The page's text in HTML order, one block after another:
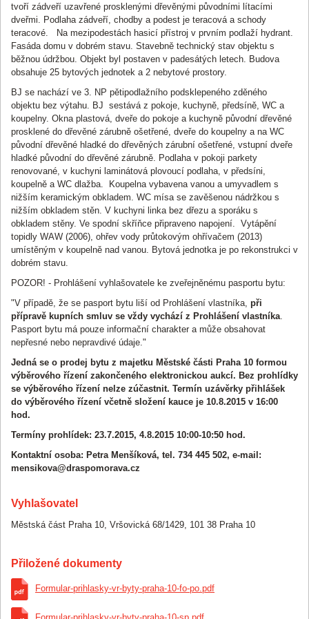
15:06:21,443
2 480 000 CZK.
19. Srpen 2015
15:06:11,074
Automatické prodloužení (2 minuty).
19. Srpen 2015
15:06:11,073
ÚčastníkID 163zvyšuje podání na částku
2 475 000 CZK .
15:05:41,622
Účastník ID 108
zvyšuje podání na částku
2 470 000 CZK
19. Srpen 2015
15:05:27,156
ÚčastníkID 163zvyšuje podání na částku
2 465 000 CZK.
19. Srpen 2015
15:04:51,844
ÚčastníkID 108zvyšuje podání na částku
2 460 000 CZK.
19. Srpen 2015
15:04:31,185
Účastník ID 163
zvyšuje podání na částku
2 455 000 CZK.
19. Srpen 2015
15:04:08,214
Automatické prodloužení (2 minuty).
15:04:08,213
2 450 000 CZK.
19. Srpen 2015
15:03:01,290
Účastník ID 163zvyšuje podání na částku
2 405 000 CZK.
19. Srpen 2015
15:02:14,838
Automatické prodloužení (2 minuty).
19. Srpen 2015
15:02:14,837
Účastník ID 108
zvyšuje podání na částku
2 400 000 CZK.
19. Srpen 2015
15:01:41,946
Automatické prodloužení (2 minuty).
19. Srpen 2015
ÚčastníkID 163zvyšuje podání na částku
2 350 000 CZK
19. Srpen 2015
ÚčastníkID 108
19. Srpen 2015
Automatické prodloužení (2 minuty).
14:55:27,601
ÚčastníkID 108
2 220 000 CZK
19. Srpen 2015
14:54:11,223
tvoří zádveří uzavřené prosklenými dřevěnými původními lítacími
dveřmi. Podlaha zádveří, chodby a podest je teracová a schody
teracové. Na mezipodestách hasicí přístroj v prvním podlaží hydrant.
Fasáda domu v dobrém stavu. Stavebně technický stav objektu s
běžnou údržbou. Objekt byl postaven v padesátých letech. Budova
obsahuje 25 bytových jednotek a 2 nebytové prostory.
BJ se nachází ve 3. NP pětipodlažního podsklepeného zděného
objektu bez výtahu. BJ sestává z pokoje, kuchyně, předsíně, WC a
koupelny. Okna plastová, dveře do pokoje a kuchyně původní dřevěné
prosklené do dřevěné zárubně ošetřené, dveře do koupelny a na WC
původní dřevěné hladké do dřevěných zárubní ošetřené, vstupní dveře
hladké původní do dřevěné zárubně. Podlaha v pokoji parkety
renovované, v kuchyni laminátová plovoucí podlaha, v předsíni,
koupelně a WC dlažba. Koupelna vybavena vanou a umyvadlem s
nižším keramickým obkladem. WC mísa se zavěšenou nádržkou s
nižším obkladem stěn. V kuchyni linka bez dřezu a sporáku s
obkladem stěny. Ve spodní skříňce připraveno napojení. Vytápění
topidly WAW (2006), ohřev vody průtokovým ohřívačem (2013)
umístěným v koupelně nad vanou. Bytová jednotka je po rekonstrukci v
dobrém stavu.
POZOR! - Prohlášení vyhlašovatele ke zveřejněnému pasportu bytu:
"V případě, že se pasport bytu liší od Prohlášení vlastníka, při
přípravě kupních smluv se vždy vychází z Prohlášení vlastníka.
Pasport bytu má pouze informační charakter a může obsahovat
nepřesné nebo nepravdivé údaje."
Jedná se o prodej bytu z majetku Městské části Praha 10 formou
výběrového řízení zakončeného elektronickou aukcí. Bez prohlídky
se výběrového řízení nelze zúčastnit. Termín uzávěrky přihlášek
do výběrového řízení včetně složení kauce je 10.8.2015 v 16:00
hod.
Termíny prohlídek: 23.7.2015, 4.8.2015 10:00-10:50 hod.
Kontaktní osoba: Petra Menšíková, tel. 734 445 502, e-mail:
mensikova@draspomorava.cz
Vyhlašovatel
Městská část Praha 10, Vršovická 68/1429, 101 38 Praha 10
Přiložené dokumenty
Formular-prihlasky-vr-byty-praha-10-fo-po.pdf